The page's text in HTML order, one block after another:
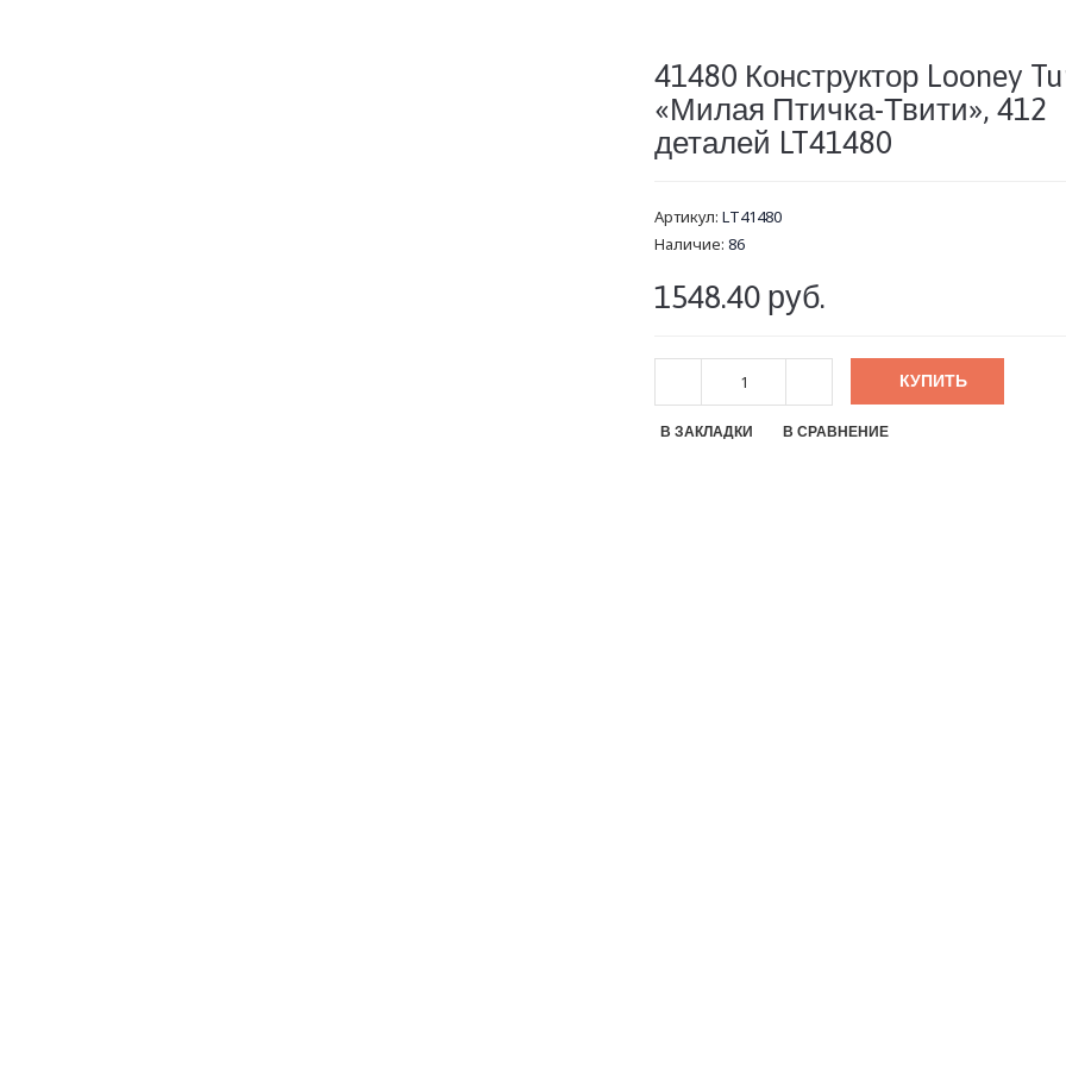
41480 Конструктор Looney
«Милая Птичка-Твити», 412
деталей LT41480
Артикул:LT41480
Наличие:86
1548.40 руб.
КУПИТЬ
В ЗАКЛАДКИ В СРАВНЕНИЕ